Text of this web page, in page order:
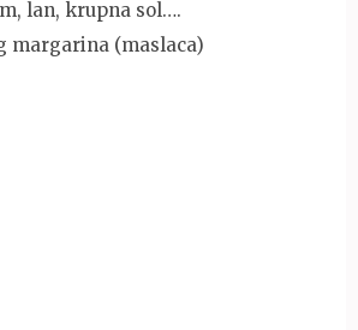
lan, krupna sol….
margarina (maslaca)